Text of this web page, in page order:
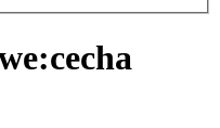
cecha